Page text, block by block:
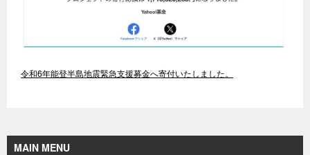
令和6年能登半島地震緊急支援募金へ寄付いたしました。
MAIN MENU